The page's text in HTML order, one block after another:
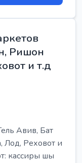
Ришон
и т.д
Авив, Бат
Лод, Реховот и
кассиры шы